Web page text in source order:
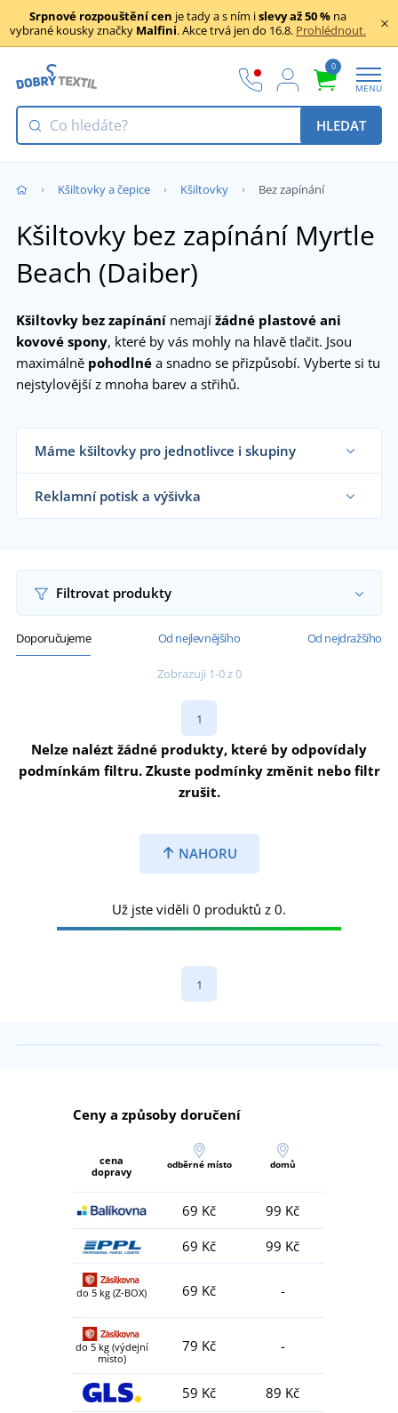
Srpnové rozpouštění cen je tady a s ním islevy až 50 % na
vybrané kousky značky Malfini. Akce trvá jen do 16.8. Prohlédnout.
0
MENU
HLEDAT
Kšiltovky a čepice Kšiltovky Bez zapínání
Kšiltovky bez zapínání Myrtle
Beach (Daiber)
Kšiltovky bez zapínání nemají žádné plastové ani
kovové spony, které by vás mohly na hlavě tlačit. Jsou
maximálně pohodlné a snadno se přizpůsobí. Vyberte si tu
nejstylovější z mnoha barev a střihů.
Máme kšiltovky pro jednotlivce i skupiny
Dodáváme kšiltovky reklamním agenturám,
firmám, školám, sportovním klubům i koncovým
zákazníkům již od 1 kusu.
Chci vědět více
Reklamní potisk a výšivka
Filtrovat produkty
Doporučujeme Od nejlevnějšího Od nejdražšího
Zobrazuji 1-0 z 0
1
Nelze nalézt žádné produkty, které by odpovídaly
podmínkám filtru. Zkuste podmínky změnit nebo filtr
zrušit.
NAHORU
Už jste viděli 0 produktů z 0.
1
Ceny a způsoby doručení
cena
dopravy
odběrné místo domů
69 Kč
99 Kč
69 Kč
99 Kč
do 5 kg (Z-BOX) 69 Kč -
do 5 kg (výdejní
místo)
79 Kč -
59 Kč 89 Kč